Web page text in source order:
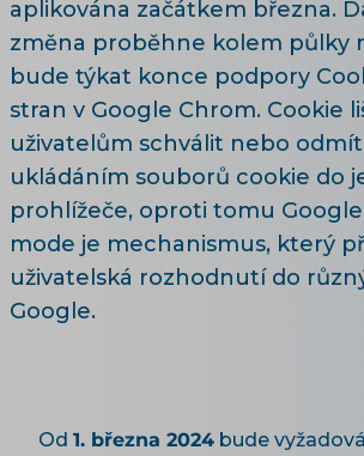
aplikována začátkem března.
změna proběhne kolem půlky
bude týkat konce podpory
stran v Google Chrom. Cookie
uživatelům schválit nebo
ukládáním souborů cookie do
prohlížeče, oproti tomu
mode je mechanismus, který
uživatelská rozhodnutí do
Google.
Od 1. března 2024 bude